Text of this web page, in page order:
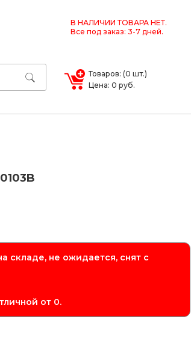
В НАЛИЧИИ ТОВАРА НЕТ.
Все под заказ: 3-7 дней.
Товаров: (0 шт.)
Цена: 0 руб.
складе, не ожидается, снят с
от 0.